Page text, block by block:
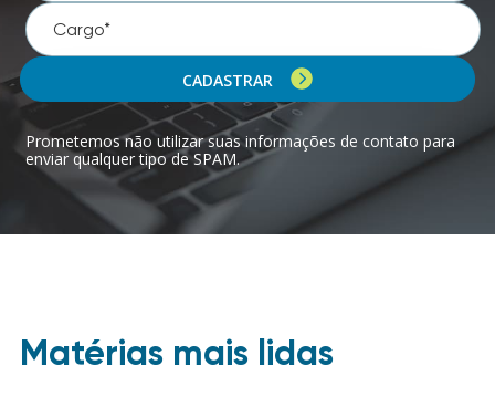
CADASTRAR
Prometemos não utilizar suas informações de contato para
enviar qualquer tipo de SPAM.
Matérias mais lidas